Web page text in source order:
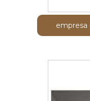
empresa